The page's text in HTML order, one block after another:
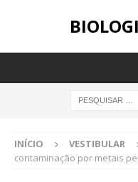
INÍCIO VESTIBULAR
contaminação por metais